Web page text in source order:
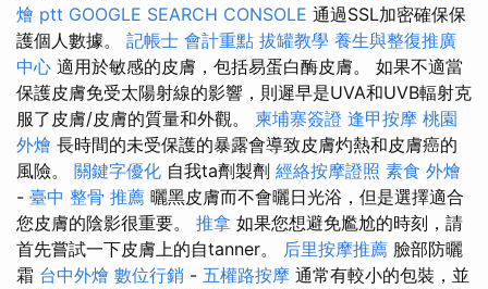
燴 ptt GOOGLE SEARCH CONSOLE 通過SSL加密確保保
護個人數據。 記帳士 會計重點 拔罐教學 養生與整復推廣
中心 適用於敏感的皮膚，包括易蛋白酶皮膚。 如果不適當
保護皮膚免受太陽射線的影響，則遲早是UVA和UVB輻射克
服了皮膚/皮膚的質量和外觀。 柬埔寨簽證 逢甲按摩 桃園
外燴 長時間的未受保護的暴露會導致皮膚灼熱和皮膚癌的
風險。 關鍵字優化 自我ta劑製劑 經絡按摩證照 素食 外燴
- 臺中 整骨 推薦 曬黑皮膚而不會曬日光浴，但是選擇適合
您皮膚的陰影很重要。 推拿 如果您想避免尷尬的時刻，請
首先嘗試一下皮膚上的自tanner。 后里按摩推薦 臉部防曬
霜 台中外燴 數位行銷 - 五權路按摩 通常有較小的包裝，並